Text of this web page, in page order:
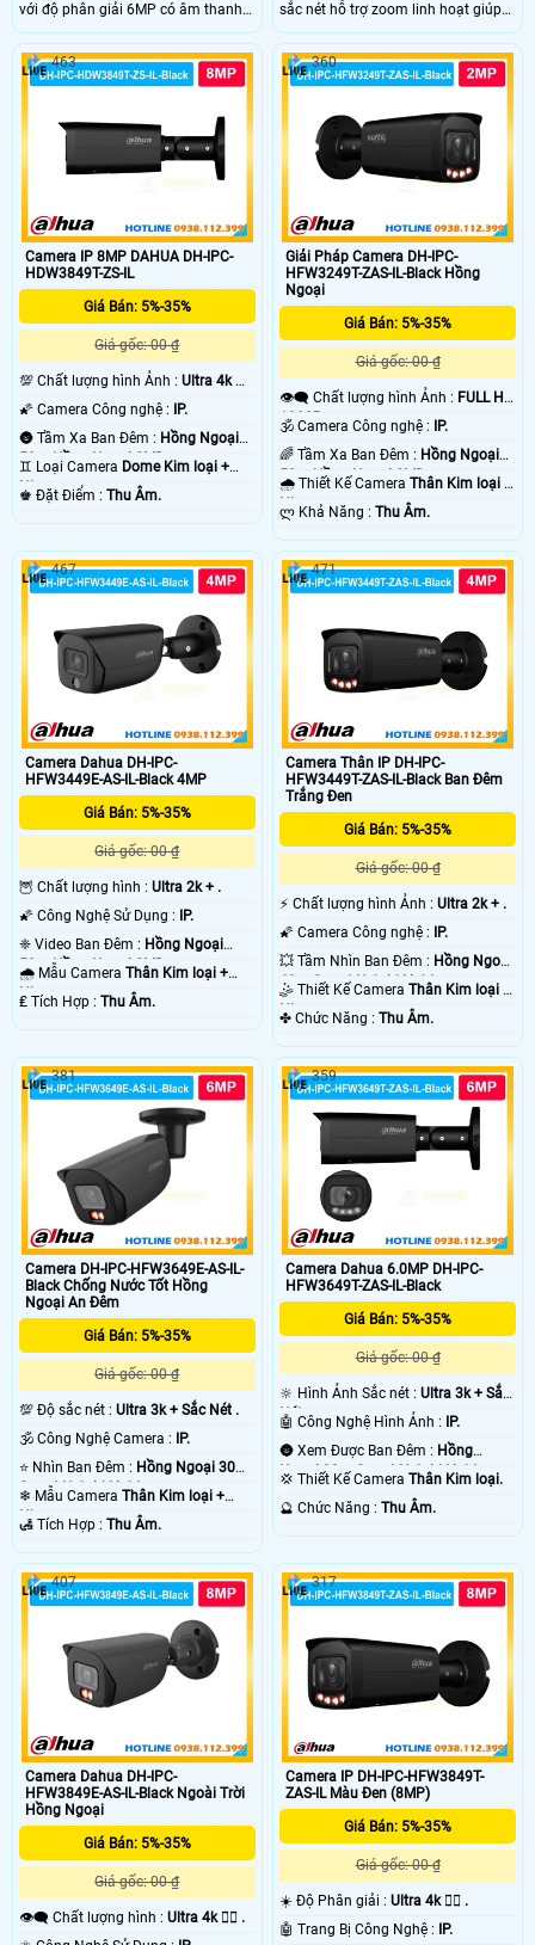
với độ phân giải 6MP có âm thanh
nhờ mic tích hợp trên camera. Khả
năng phát hiện chuyển động phân
biệt người và xe chuẩn sát giám sát
an ninh tối ưu hơn. Giám sát ban
sắc nét hỗ trợ zoom linh hoạt giúp
quan sát rõ nhiều khu vực khác
nhau. Công nghệ chiếu sáng kép
giúp ghi hình có màu vào ban đêm,
đảm bảo theo dõi liên tục. Thiết kế
chắc chắn, chống nước tốt, phù hợp
lắp đặt ngoài trời, kho xưởng và bãi
Camera IP 8MP DAHUA DH-IPC-
HDW3849T-ZS-IL
Giá Bán: 5%-35%
Giá gốc: 00 ₫
💯 Chất lượng hình Ảnh : Ultra 4k 👍🏾
🌠 Camera Công nghệ : IP.
🌚 Tầm Xa Ban Đêm : Hồng Ngoại
50m Hồng Ngoại SMD.
♊ Loại Camera Dome Kim loại +
Nhựa.
️♚ Đặt Điểm : Thu Âm.
463
Giải Pháp Camera DH-IPC-
HFW3249T-ZAS-IL-Black Hồng
Ngoại
Giá Bán: 5%-35%
Giá gốc: 00 ₫
👁️‍🗨 Chất lượng hình Ảnh : FULL HD
1080P .
🕉️ Camera Công nghệ : IP.
🌈 Tầm Xa Ban Đêm : Hồng Ngoại
50m Hồng Ngoại SMD.
🌧️ Thiết Kế CameraThân Kim loại +
Nhựa.
️ლ Khả Năng :Thu Âm.
360
Camera Dahua DH-IPC-
HFW3449E-AS-IL-Black 4MP
Giá Bán: 5%-35%
Giá gốc: 00 ₫
🦉 Chất lượng hình : Ultra 2k + .
🌠 Công Nghệ Sử Dụng :
IP.
❈ Video Ban Đêm : Hồng Ngoại
50m Hồng Ngoại SMD.
🌧️ Mẫu Camera Thân Kim loại +
Nhựa.
️₤ Tích Hợp : Thu Âm.
467
Camera Thân IP DH-IPC-
HFW3449T-ZAS-IL-Black Ban Đêm
Trắng Đen
Giá Bán: 5%-35%
Giá gốc: 00 ₫
️⚡ Chất lượng hình Ảnh :Ultra 2k + .
🌠 Camera Công nghệ :
IP.
💥 Tầm Nhìn Ban Đêm : Hồng Ngoại
60m Smart Hybrid Light.
🤹 Thiết Kế CameraThân Kim loại +
Nhựa.
️✤ Chức Năng :Thu Âm.
471
Camera DH-IPC-HFW3649E-AS-IL-
Black Chống Nước Tốt Hồng
Ngoại An Đêm
Giá Bán: 5%-35%
Giá gốc: 00 ₫
💯 Độ sắc nét : Ultra 3k + Sắc Nét .
🕉️ Công Nghệ Camera :
IP.
⭐ Nhìn Ban Đêm : Hồng Ngoại 30m
Smart Hybrid Light.
❄ Mẫu Camera Thân Kim loại +
Nhựa.
️🛃 Tích Hợp : Thu Âm.
381
Camera Dahua 6.0MP DH-IPC-
HFW3649T-ZAS-IL-Black
Giá Bán: 5%-35%
Giá gốc: 00 ₫
🔆 Hình Ảnh Sắc nét :Ultra 3k + Sắc
Nét .
🤖️ Công Nghệ Hình Ảnh :
IP.
🌚 Xem Được Ban Đêm : Hồng
Ngoại 30m Smart Hybrid Light.
💢 Thiết Kế CameraThân Kim loại.
️🔮 Chức Năng :Thu Âm.
359
Camera Dahua DH-IPC-
HFW3849E-AS-IL-Black Ngoài Trời
Hồng Ngoại
Giá Bán: 5%-35%
Giá gốc: 00 ₫
👁️‍🗨 Chất lượng hình : Ultra 4k 👍🏾 .
407
Camera IP DH-IPC-HFW3849T-
ZAS-IL Màu Đen (8MP)
Giá Bán: 5%-35%
Giá gốc: 00 ₫
☀️ Độ Phân giải :Ultra 4k 👍🏾 .
🤖️ Trang Bị Công Nghệ : IP.
317